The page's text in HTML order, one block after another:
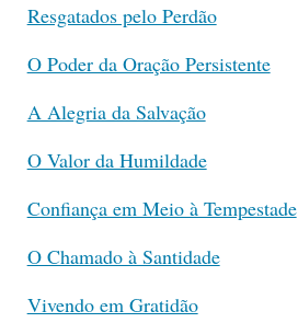
Resgatados pelo Perdão
O Poder da Oração Persistente
A Alegria da Salvação
O Valor da Humildade
Confiança em Meio à Tempestade
O Chamado à Santidade
Vivendo em Gratidão